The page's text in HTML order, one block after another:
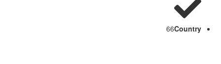
Country
66